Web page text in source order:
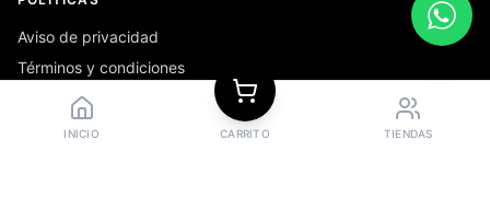
INICIO CARRITO TIENDAS
Aviso de privacidad
Términos y condiciones
Preguntas frecuentes